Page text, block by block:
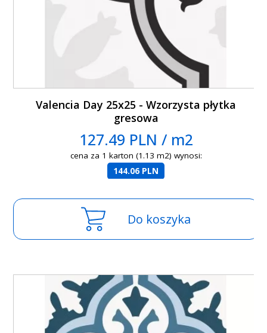
Valencia Day 25x25 - Wzorzysta płytka
gresowa
127.49 PLN / m2
cena za 1 karton (1.13 m2) wynosi:
144.06 PLN
Do koszyka